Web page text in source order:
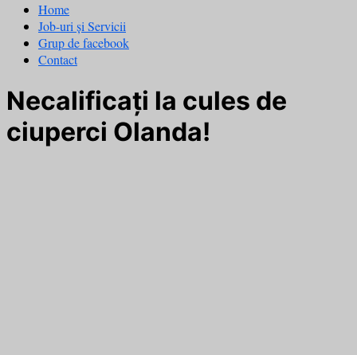
Home
Job-uri și Servicii
Grup de facebook
Contact
Necalificați la cules de
ciuperci Olanda!